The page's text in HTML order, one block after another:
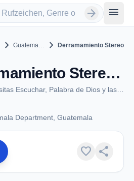
arrow_forward menu
chevron_right Guatemala City chevron_right Derramamiento Stereo
Derramamiento Stereo - Guatemala City
Department, Guatemala
favorite share